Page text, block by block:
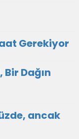
Gerekiyor
Dağın
ancak